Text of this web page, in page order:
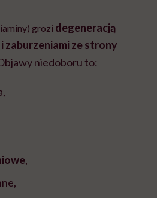
grozi degeneracją
zaburzeniami ze strony
niedoboru to:
,